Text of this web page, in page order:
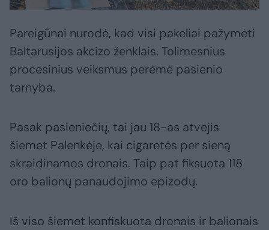
Pareigūnai nurodė, kad visi pakeliai pažymėti
Baltarusijos akcizo ženklais. Tolimesnius
procesinius veiksmus perėmė pasienio
tarnyba.
Pasak pasieniečių, tai jau 18-as atvejis
šiemet Palenkėje, kai cigaretės per sieną
skraidinamos dronais. Taip pat fiksuota 118
oro balionų panaudojimo epizodų.
Iš viso šiemet konfiskuota dronais ir balionais